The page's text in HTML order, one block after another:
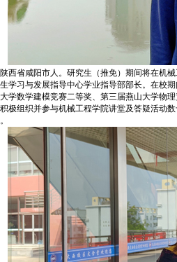
省咸阳市人。研究生（推免）期间将在机
习与发展指导中心学业指导部部长。在校期
学数学建模竞赛二等奖、第三届燕山大学物
极组织并参与机械工程学院讲堂及答疑活动